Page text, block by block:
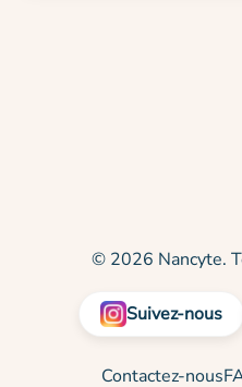
© 2026 Nancyte.
Suivez-nous
Contactez-nous